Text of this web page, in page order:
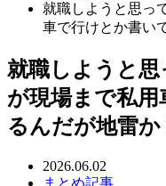
就職しようと思っ
車で行けとか書い
就職しようと
が現場まで私
るんだが地雷か
2026.06.02
まとめ記事